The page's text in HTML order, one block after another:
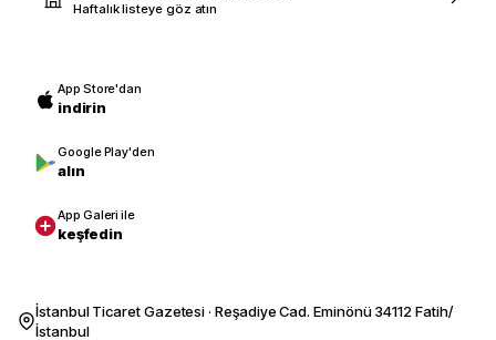
Haftalık listeye göz atın
App Store'dan
indirin
Google Play'den
alın
App Galeri ile
keşfedin
İstanbul Ticaret Gazetesi · Reşadiye Cad. Eminönü 34112 Fatih/
İstanbul